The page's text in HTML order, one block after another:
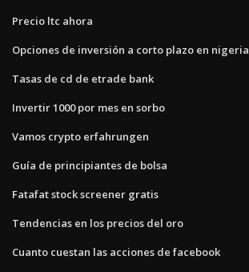
Precio ltc ahora
Opciones de inversión a corto plazo en nigeria
Tasas de cd de etrade bank
Invertir 1000 por mes en sorbo
Vamos crypto erfahrungen
Guía de principiantes de bolsa
Fatafat stock screener gratis
Tendencias en los precios del oro
Cuanto cuestan las acciones de facebook